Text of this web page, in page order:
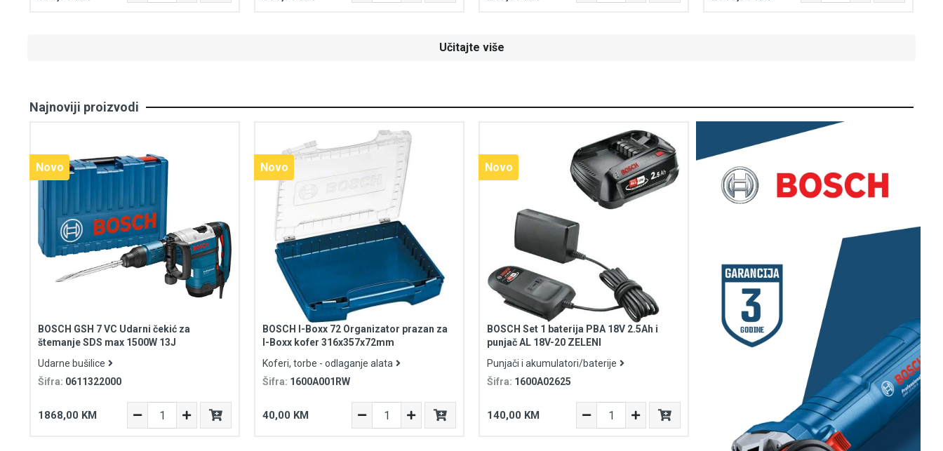
Učitajte više
Najnoviji proizvodi
Novo
BOSCH GSH 7 VC Udarni čekić za
štemanje SDS max 1500W 13J
Udarne bušilice
Šifra: 0611322000
1868,00 KM
Novo
BOSCH I-Boxx 72 Organizator prazan za
I-Boxx kofer 316x357x72mm
Koferi, torbe - odlaganje alata
Šifra: 1600A001RW
40,00 KM
Novo
BOSCH Set 1 baterija PBA 18V 2.5Ah i
punjač AL 18V-20 ZELENI
Punjači i akumulatori/baterije
Šifra: 1600A02625
140,00 KM